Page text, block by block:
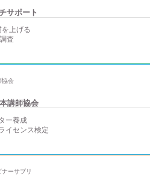
サポート
上げる
査
講師協会
ー養成
イセンス検定